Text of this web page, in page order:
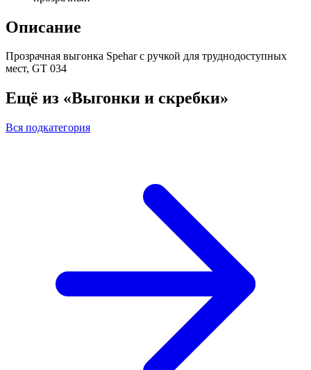
Описание
Прозрачная выгонка Spehar с ручкой для труднодоступных
мест, GT 034
Ещё из «Выгонки и скребки»
Вся подкатегория